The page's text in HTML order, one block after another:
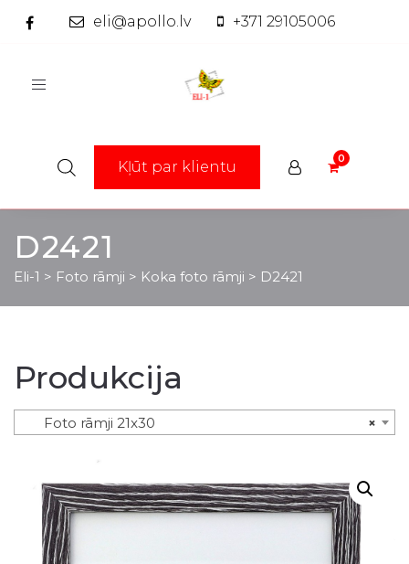
eli@apollo.lv +371 29105006
Toggle
Kļūt par klientu
D2421
Eli-1 > Foto rāmji > Koka foto rāmji > D2421
Produkcija
×
Foto rāmji 21x30